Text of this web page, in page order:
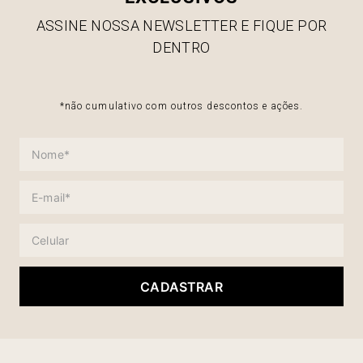
ASSINE NOSSA NEWSLETTER E FIQUE POR
DENTRO
*não cumulativo com outros descontos e ações.
CADASTRAR